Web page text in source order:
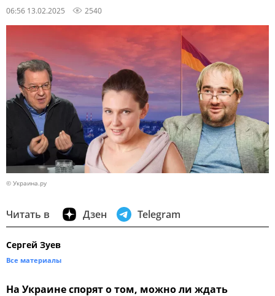
06:56 13.02.2025 2540
© Украина.ру
Читать в Дзен Telegram
Сергей Зуев
Все материалы
На Украине спорят о том, можно ли ждать